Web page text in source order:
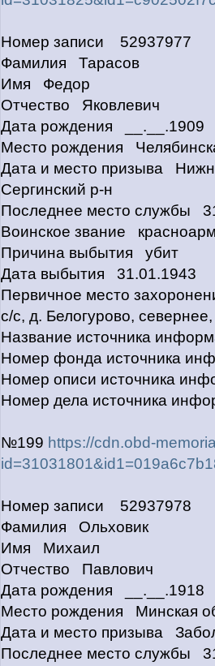
Номер записи 52937977
Фамилия Тарасов
Имя Федор
Отчество Яковлевич
Дата рождения __.__.1909
Место рождения
Дата и место призыва
Сергинский р-н
Последнее место службы
Воинское звание
Причина выбытия убит
Дата выбытия 31.01.1943
Первичное место
с/с, д. Белогурово,
Название источника
Номер фонда источника
Номер описи источника
Номер дела источника
№199 https://cdn.obd-
Номер записи 52937978
Фамилия Ольховик
Имя Михаил
Отчество Павлович
Дата рождения __.__.1918
Место рождения Минская
Дата и место призыва
Последнее место службы